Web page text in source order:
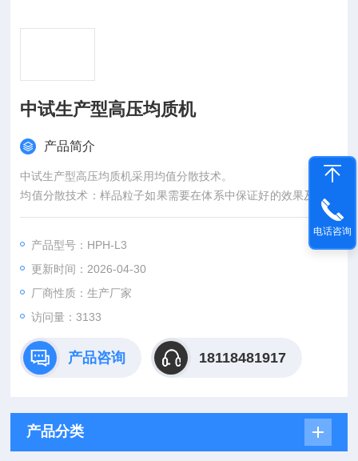
中试生产型高压均质机
产品简介
中试生产型高压均质机采用均值分散技术。
均值分散技术：样品粒子如果需要在体系中保证好的效果及稳定
性，则必须使样品粒子达到一个好的粒径大小和分布。根据样品
特性选择合适的均质分散单元及工艺过程，可以大大提高效果，
缩短工艺摸索过程。
与传统均质分散技术相比，专业设计的均质分散单元可以更好的
达到匀化粒径提高分布的效果，并通过良好的温度控制系统控制
样品温度在最·佳的温度范围之内。
产品型号：HPH-L3
更新时间：2026-04-30
厂商性质：生产厂家
访问量：3133
产品咨询 18118481917
产品分类
电话咨询